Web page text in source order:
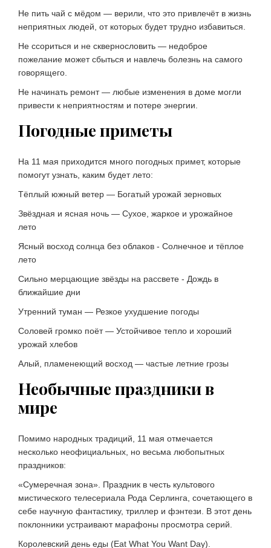
Не пить чай с мёдом — верили, что это привлечёт в жизнь
неприятных людей, от которых будет трудно избавиться.
Не ссориться и не сквернословить — недоброе
пожелание может сбыться и навлечь болезнь на самого
говорящего.
Не начинать ремонт — любые изменения в доме могли
привести к неприятностям и потере энергии.
Погодные приметы
На 11 мая приходится много погодных примет, которые
помогут узнать, каким будет лето:
Тёплый южный ветер — Богатый урожай зерновых
Звёздная и ясная ночь — Сухое, жаркое и урожайное
лето
Ясный восход солнца без облаков - Солнечное и тёплое
лето
Сильно мерцающие звёзды на рассвете - Дождь в
ближайшие дни
Утренний туман — Резкое ухудшение погоды
Соловей громко поёт — Устойчивое тепло и хороший
урожай хлебов
Алый, пламенеющий восход — частые летние грозы
Необычные праздники в
мире
Помимо народных традиций, 11 мая отмечается
несколько неофициальных, но весьма любопытных
праздников:
«Сумеречная зона». Праздник в честь культового
мистического телесериала Рода Серлинга, сочетающего в
себе научную фантастику, триллер и фэнтези. В этот день
поклонники устраивают марафоны просмотра серий.
Королевский день еды (Eat What You Want Day).